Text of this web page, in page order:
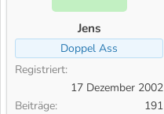
Jens
Doppel Ass
Registriert
17 Dezember 2002
Beiträge
191